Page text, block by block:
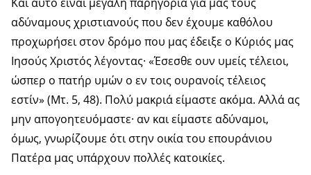
αδύναμους χριστιανούς που δεν έχουμε καθόλου
προχωρήσει στον δρόμο που μας έδειξε ο Κύριός μας
Ιησούς Χριστός λέγοντας· «Έσεσθε ουν υμείς τέλειοι,
ώσπερ ο πατήρ υμών ο εν τοις ουρανοίς τέλειος
εστίν» (Μτ. 5, 48). Πολύ μακριά είμαστε ακόμα. Αλλά ας
μην απογοητευόμαστε· αν και είμαστε αδύναμοι,
όμως, γνωρίζουμε ότι στην οικία του επουράνιου
Πατέρα μας υπάρχουν πολλές κατοικίες.